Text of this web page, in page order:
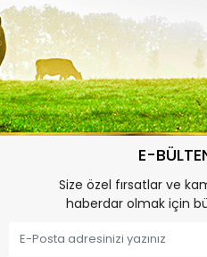
E-
Size özel fırsatlar ve
haberdar olmak için